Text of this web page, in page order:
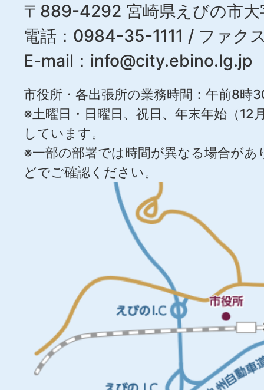
〒889-4292 宮崎県えびの市大
電話：0984-35-1111 / ファ
E-mail： info@city.ebino.lg.jp
市役所・各出張所の業務時間：午前8時
※土曜日・日曜日、祝日、年末年始（12
しています。
※一部の部署では時間が異なる場合が
どでご確認ください。